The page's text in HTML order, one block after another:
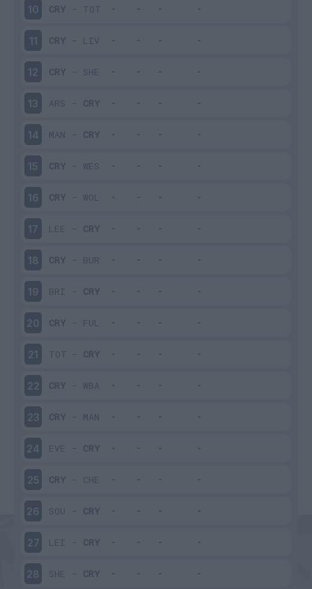
10 CRY - TOT
11 CRY - LIV
12 CRY - SHE
13 ARS - CRY
14 MAN - CRY
15 CRY - WES
16 CRY - WOL
17 LEE - CRY
18 CRY - BUR
19 BRI - CRY
20 CRY - FUL
21 TOT - CRY
22 CRY - WBA
23 CRY - MAN
24 EVE - CRY
25 CRY - CHE
26 SOU - CRY
27 LEI - CRY
28 SHE - CRY